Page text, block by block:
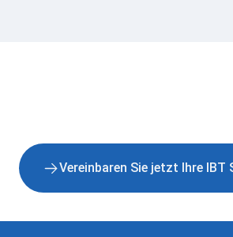
Vereinbaren Sie jetzt Ihre IBT